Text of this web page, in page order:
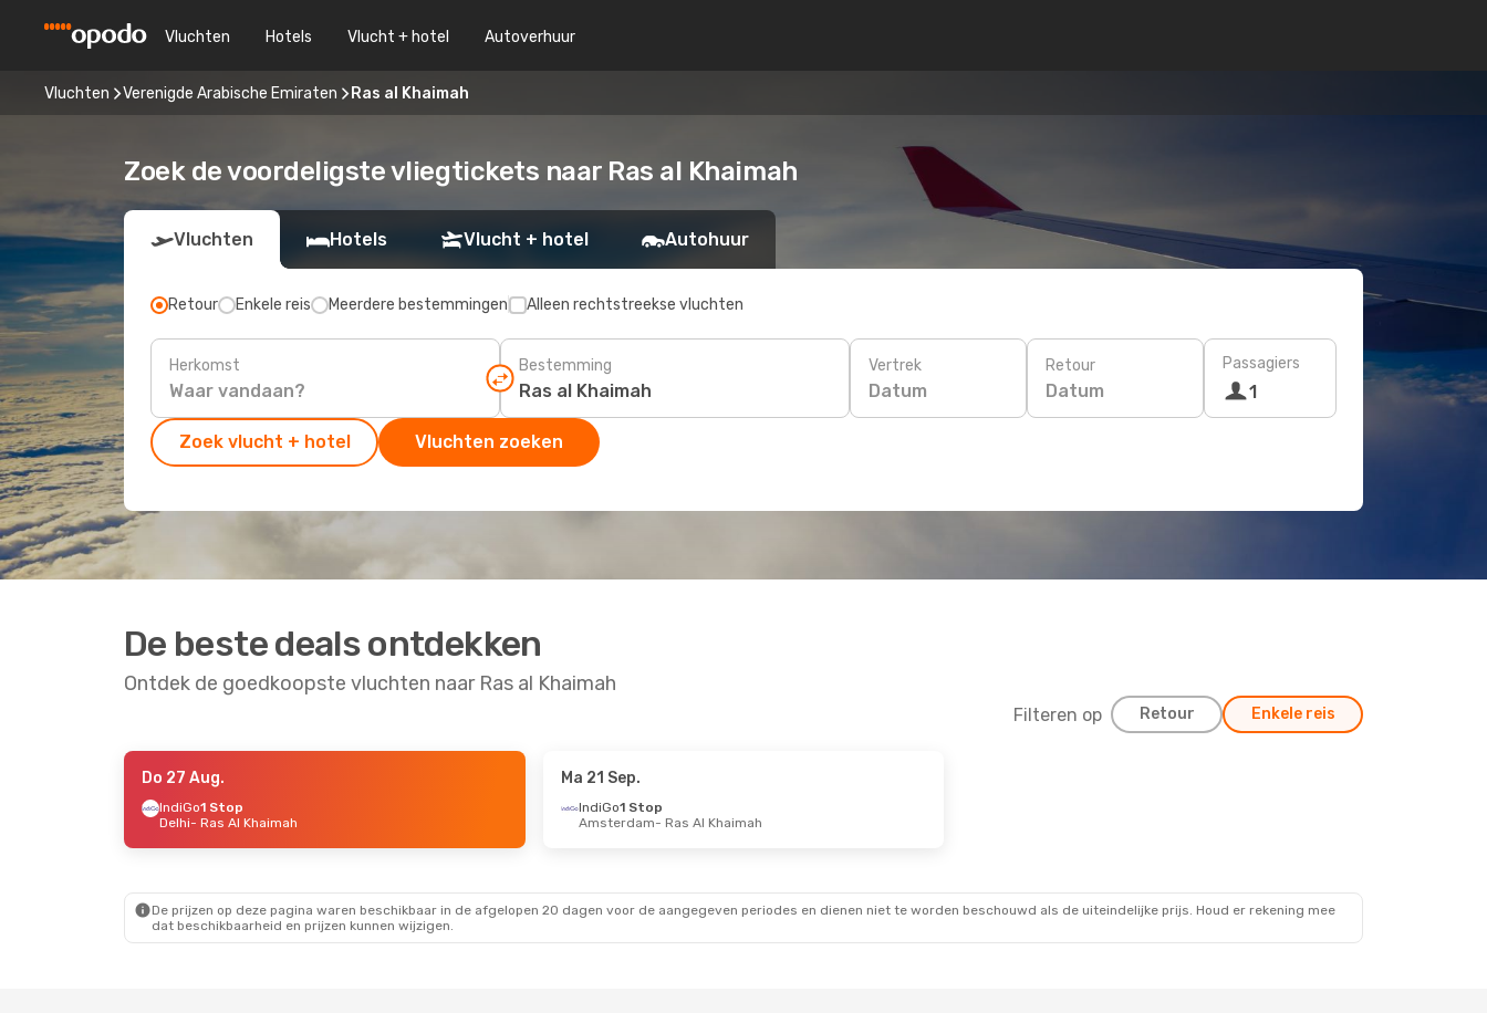
Vluchten Hotels Vlucht + hotel Autoverhuur
Vluchten Verenigde Arabische Emiraten Ras al Khaimah
Zoek de voordeligste vliegtickets naar Ras al Khaimah
Vluchten Hotels Vlucht + hotel Autohuur
Retour Enkele reis Meerdere bestemmingen Alleen rechtstreekse vluchten
Herkomst Bestemming Vertrek
Datum
Retour
Datum
Passagiers
1
Zoek vlucht + hotel Vluchten zoeken
De beste deals ontdekken
Ontdek de goedkoopste vluchten naar Ras al Khaimah
Filteren op Retour Enkele reis
- Vr 9 Okt.
Do 27 Aug.
IndiGo1 Stop
Delhi- Ras Al Khaimah
Ma 21 Sep.
IndiGo1 Stop
Amsterdam- Ras Al Khaimah
De prijzen op deze pagina waren beschikbaar in de afgelopen 20 dagen voor de aangegeven periodes en dienen niet te worden beschouwd als de uiteindelijke prijs. Houd er rekening mee
dat beschikbaarheid en prijzen kunnen wijzigen.